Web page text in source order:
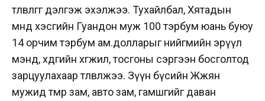
төлөвлөгөөгөө дэлгэж эхэлжээ. Тухайлбал, Хятадын
өмнөд хэсгийн Гуандон муж 100 тэрбум юань буюу
14 орчим тэрбум ам.долларыг нийгмийн эрүүл
мэнд, хөдөөгийн хөгжил, тосгоны сэргээн босголтод
зарцуулахаар төлөвлөжээ. Зүүн бүсийн Жөжян
мужид төмөр зам, авто зам, гамшгийг даван